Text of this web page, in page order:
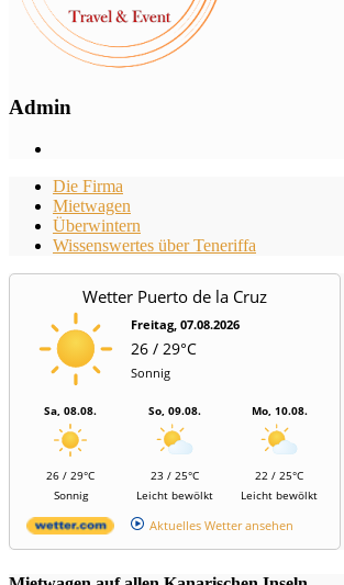
Admin
Die Firma
Mietwagen
Überwintern
Wissenswertes über Teneriffa
Wetter Puerto de la Cruz
Freitag, 07.08.2026
26 / 29°C
Sonnig
Sa, 08.08.
26 / 29°C
Sonnig
So, 09.08.
23 / 25°C
Leicht bewölkt
Mo, 10.08.
22 / 25°C
Leicht bewölkt
Aktuelles Wetter ansehen